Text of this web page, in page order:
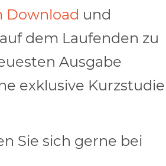
Download und
dem Laufenden zu
Ausgabe
exklusive Kurzstudie
Sie sich gerne bei